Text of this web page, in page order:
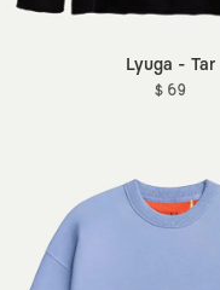
Lyuga - Tar
$ 69